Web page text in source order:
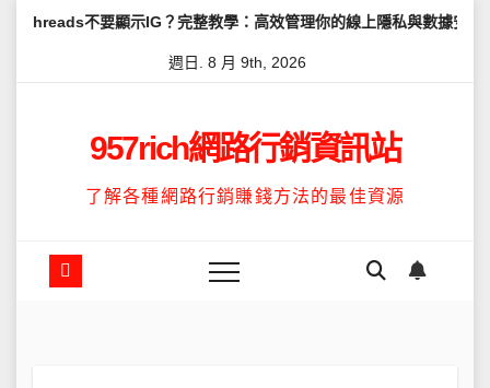
IG？完整教學：高效管理你的線上隱私與數據安全 怎麼讓
週日. 8 月 9th, 2026
957rich網路行銷資訊站
了解各種網路行銷賺錢方法的最佳資源